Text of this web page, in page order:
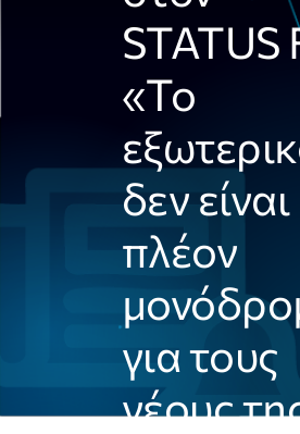
STATUS
«Το
δεν είναι
πλέον
για τους
νέους